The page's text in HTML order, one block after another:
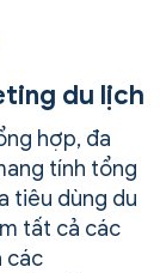
du lịch
hợp, đa
tính tổng
tiêu dùng du
tất cả các
các